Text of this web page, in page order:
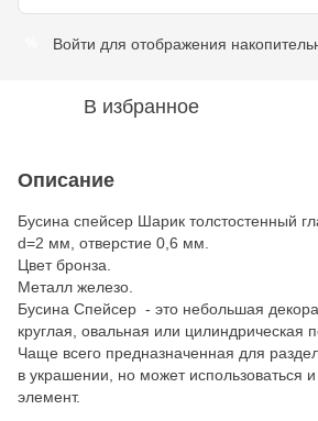
Войти для отображения
В избранное
Описание
Бусина спейсер Шарик толстостенный
d=2 мм, отверстие 0,6 мм.
Цвет бронза.
Металл железо.
Бусина Спейсер - это небольшая
круглая, овальная или цилиндрическая
Чаще всего предназначенная для
в украшении, но может использоваться
элемент.